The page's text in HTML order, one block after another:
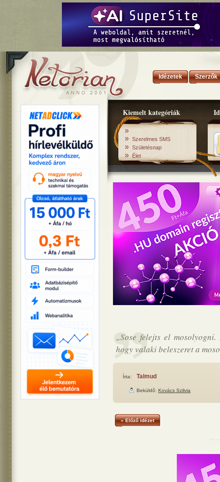
Idézetek Szerzők
Kiemelt kategóriák
»
» Szerelmes SMS
» Születésnap
» Élet
„Sose felejts el
hogy valaki beleszeret a
Írta: Talmud
Beküldő: Kovács Szilvia
« Előző idézet